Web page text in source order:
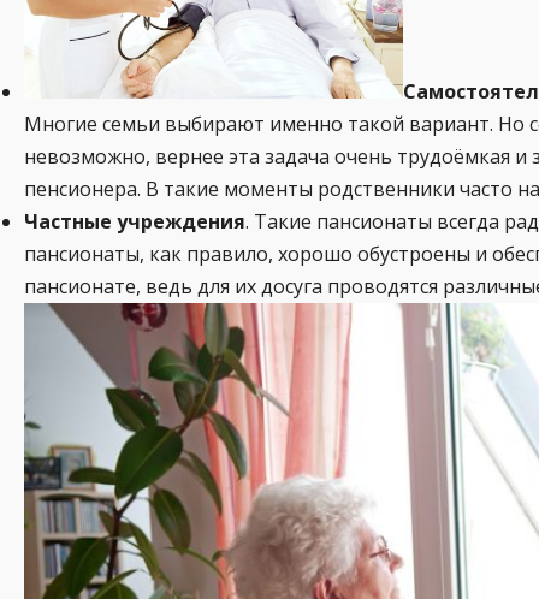
Многие семьи выбирают именно такой вариант. Но
невозможно, вернее эта задача очень трудоёмкая
пенсионера. В такие моменты родственники часто
Частные учреждения. Такие пансионаты всегда
пансионаты, как правило, хорошо обустроены и
пансионате, ведь для их досуга проводятся